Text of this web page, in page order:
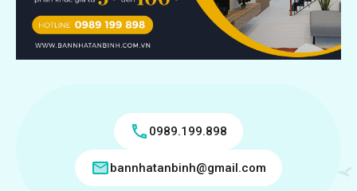
0989.199.898
bannhatanbinh@gmail.com